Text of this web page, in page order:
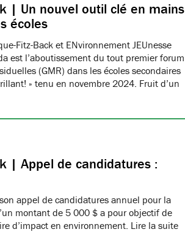
| Un nouvel outil clé en mains
écoles
Fitz-Back et ENvironnement JEUnesse
est l’aboutissement du tout premier forum
(GMR) dans les écoles secondaires
» tenu en novembre 2024. Fruit d’un
| Appel de candidatures :
appel de candidatures annuel pour la
montant de 5 000 $ a pour objectif de
d’impact en environnement. Lire la suite